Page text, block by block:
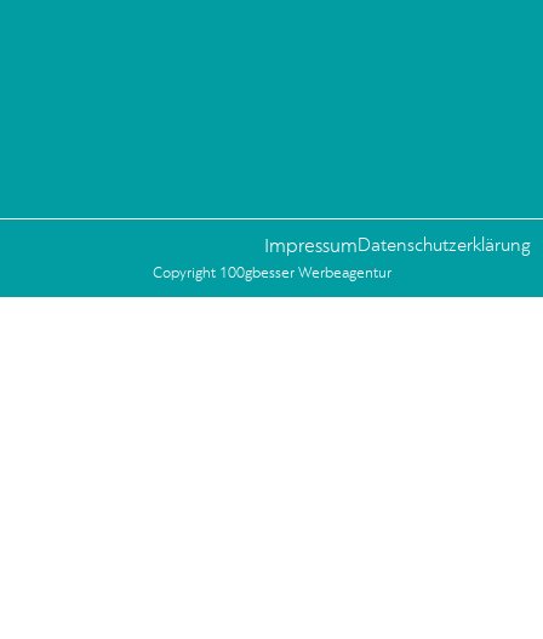
Copyright 100gbesser Werbeagentur
Datenschutzerklärung
Impressum